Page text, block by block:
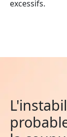
excessifs.